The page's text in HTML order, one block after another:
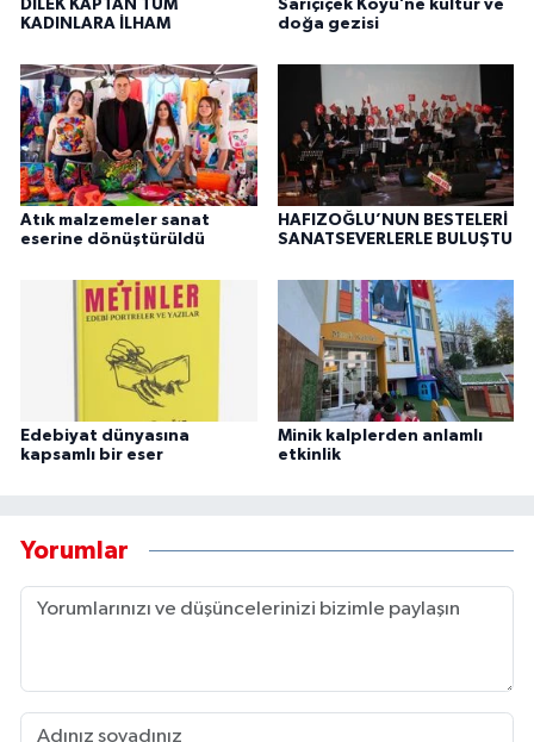
DİLEK KAPTAN TÜM
KADINLARA İLHAM
Sarıçiçek Köyü’ne kültür ve
doğa gezisi
Atık malzemeler sanat
eserine dönüştürüldü
HAFIZOĞLU’NUN BESTELERİ
SANATSEVERLERLE BULUŞTU
Edebiyat dünyasına
kapsamlı bir eser
Minik kalplerden anlamlı
etkinlik
Yorumlar